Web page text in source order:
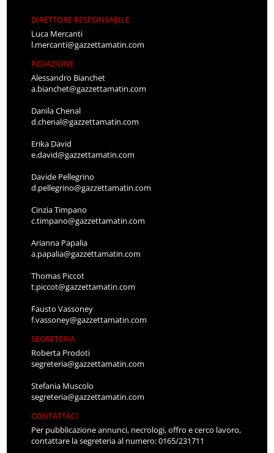
DIRETTORE RESPONSABILE
Luca Mercanti
l.mercanti@gazzettamatin.com
REDAZIONE
Alessandro Bianchet
a.bianchet@gazzettamatin.com
Danila Chenal
d.chenal@gazzettamatin.com
Erika David
e.david@gazzettamatin.com
Davide Pellegrino
d.pellegrino@gazzettamatin.com
Cinzia Timpano
c.timpano@gazzettamatin.com
Arianna Papalia
a.papalia@gazzettamatin.com
Thomas Piccot
t.piccot@gazzettamatin.com
Fausto Vassoney
f.vassoney@gazzettamatin.com
SEGRETERIA
Roberta Prodoti
segreteria@gazzettamatin.com
Stefania Muscolo
segreteria@gazzettamatin.com
CONTATTACI
Per pubblicazione annunci, necrologi, offro e cerco lavoro,
contattare la segreteria al numero: 0165/231711